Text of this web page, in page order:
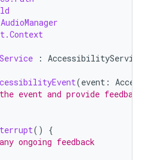
:
(event :
event and provide
()
{
ongoing feedback